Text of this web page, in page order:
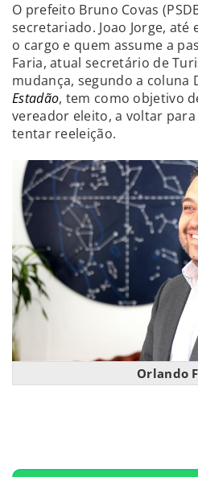
O prefeito Bruno Covas
secretariado. Joao Jorge, até
o cargo e quem assume a
Faria, atual secretário de
mudança, segundo a coluna
Estadão, tem como objetivo
vereador eleito, a voltar
tentar reeleição.
Orlando